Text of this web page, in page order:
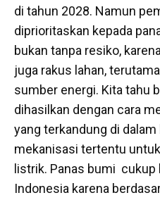
di tahun 2028. Namun
diprioritaskan kepada
bukan tanpa resiko,
juga rakus lahan,
sumber energi. Kita tahu
dihasilkan dengan cara
yang terkandung di
mekanisasi tertentu
listrik. Panas bumi
Indonesia karena